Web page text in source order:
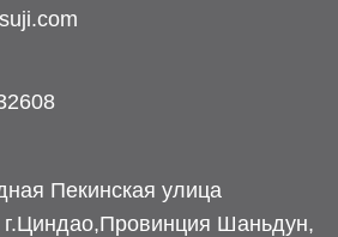
Пекинская улица
г.Циндао,Провинция Шаньдун,